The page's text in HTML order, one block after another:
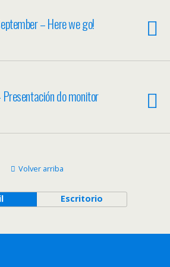
– Here we go!
do monitor
Volver arriba
Escritorio